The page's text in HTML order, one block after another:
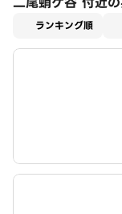
ランキング順